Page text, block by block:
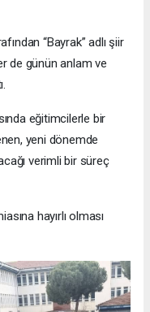
“Bayrak” adlı şiir
de günün anlam ve
eğitimcilerle bir
yeni dönemde
verimli bir süreç
hayırlı olması